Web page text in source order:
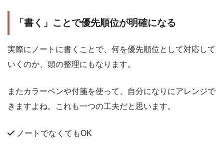
「書く」ことで優先順位が明確になる
実際にノートに書くことで、何を優先順位として対応して
いくのか、頭の整理にもなります。
またカラーペンや付箋を使って、自分になりにアレンジで
きますよね。これも一つの工夫だと思います。
ノートでなくてもOK